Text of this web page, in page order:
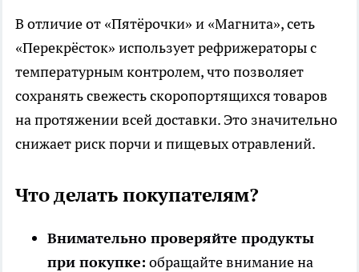
В отличие от «Пятёрочки» и «Магнита», сеть
«Перекрёсток» использует рефрижераторы с
температурным контролем, что позволяет
сохранять свежесть скоропортящихся товаров
на протяжении всей доставки. Это значительно
снижает риск порчи и пищевых отравлений.
Что делать покупателям?
Внимательно проверяйте продукты
при покупке: обращайте внимание на